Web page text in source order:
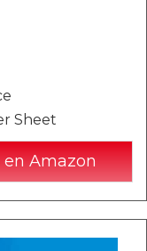
Sheet
Amazon